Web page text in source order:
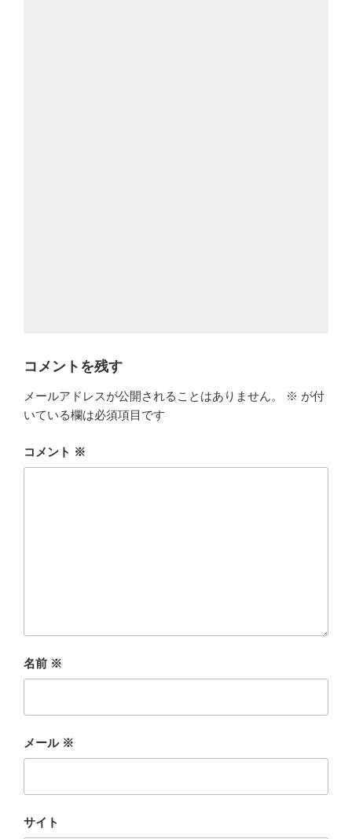
コメントを残す
メールアドレスが公開されることはありません。 ※ が付
いている欄は必須項目です
コメント ※
名前 ※
メール ※
サイト